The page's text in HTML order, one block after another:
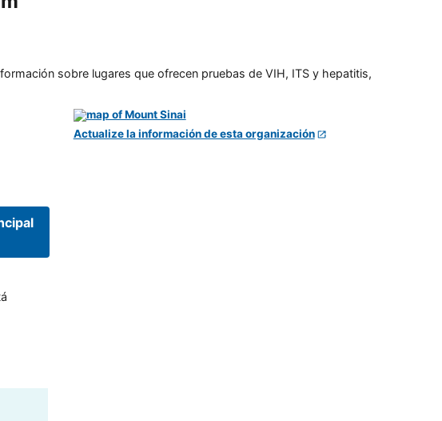
sobre lugares que ofrecen pruebas de VIH, ITS y hepatitis,
Actualize la información de esta organización